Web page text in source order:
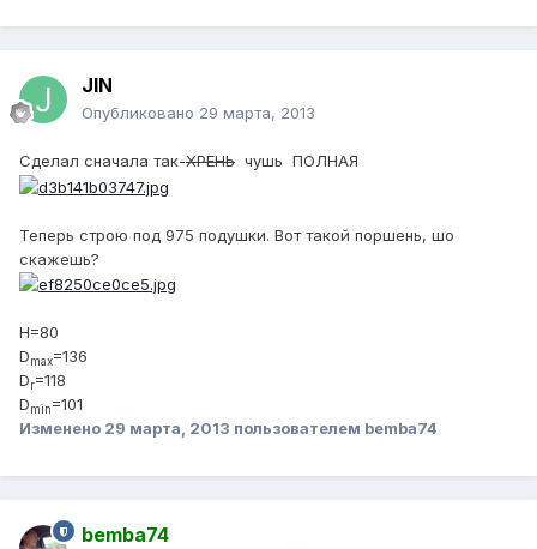
JIN
Опубликовано 29 марта, 2013
Сделал сначала так-ХРЕНЬ чушь ПОЛНАЯ
Теперь строю под 975 подушки. Вот такой поршень, шо
скажешь?
H=80
Dmax=136
Dr=118
Dmin=101
Изменено 29 марта, 2013 пользователем bemba74
bemba74